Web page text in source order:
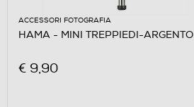
ACCESSORI FOTOGRAFIA
HAMA - MINI TREPPIEDI-ARGENTO
€ 9,90